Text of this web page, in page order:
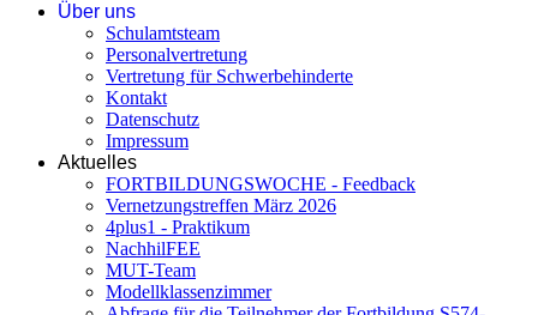
Über uns
Schulamtsteam
Personalvertretung
Vertretung für Schwerbehinderte
Kontakt
Datenschutz
Impressum
Aktuelles
FORTBILDUNGSWOCHE - Feedback
Vernetzungstreffen März 2026
4plus1 - Praktikum
NachhilFEE
MUT-Team
Modellklassenzimmer